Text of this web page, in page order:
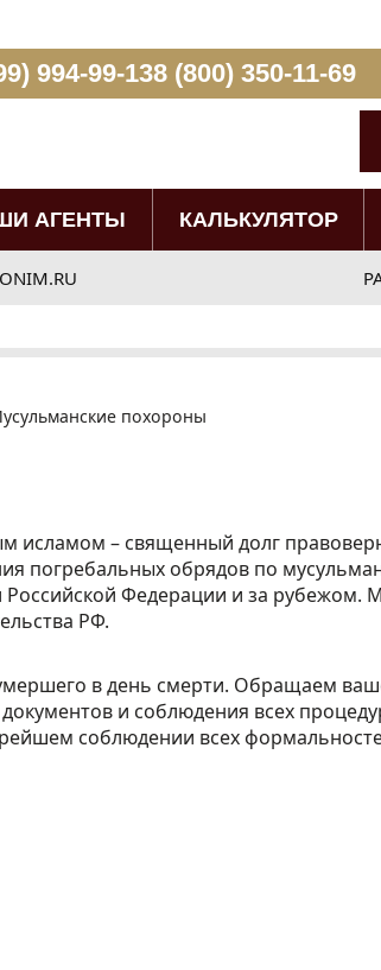
994-99-138 (800) 350-11-69
АГЕНТЫ КАЛЬКУЛЯТОР
похороны
исламом – священный долг
погребальных обрядов по
Российской Федерации и за
РФ.
в день смерти. Обращаем
и соблюдения всех
соблюдении всех